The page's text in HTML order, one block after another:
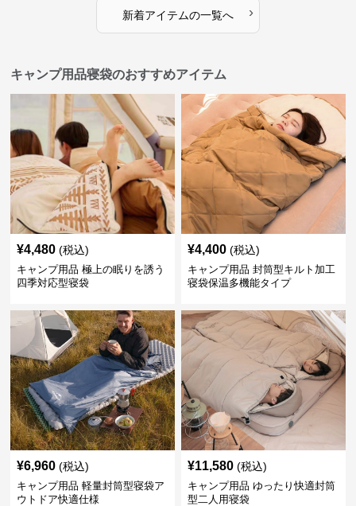
新着アイテムの一覧へ ›
キャンプ用品寝袋のおすすめアイテム
¥4,480 (税込)
キャンプ用品 極上の眠りを誘う
四季対応型寝袋
¥4,400 (税込)
キャンプ用品 封筒型キルト加工
寝袋保温多機能タイプ
¥6,960 (税込)
キャンプ用品 軽量封筒型寝袋ア
ウトドア快適仕様
¥11,580 (税込)
キャンプ用品 ゆったり快適封筒
型二人用寝袋